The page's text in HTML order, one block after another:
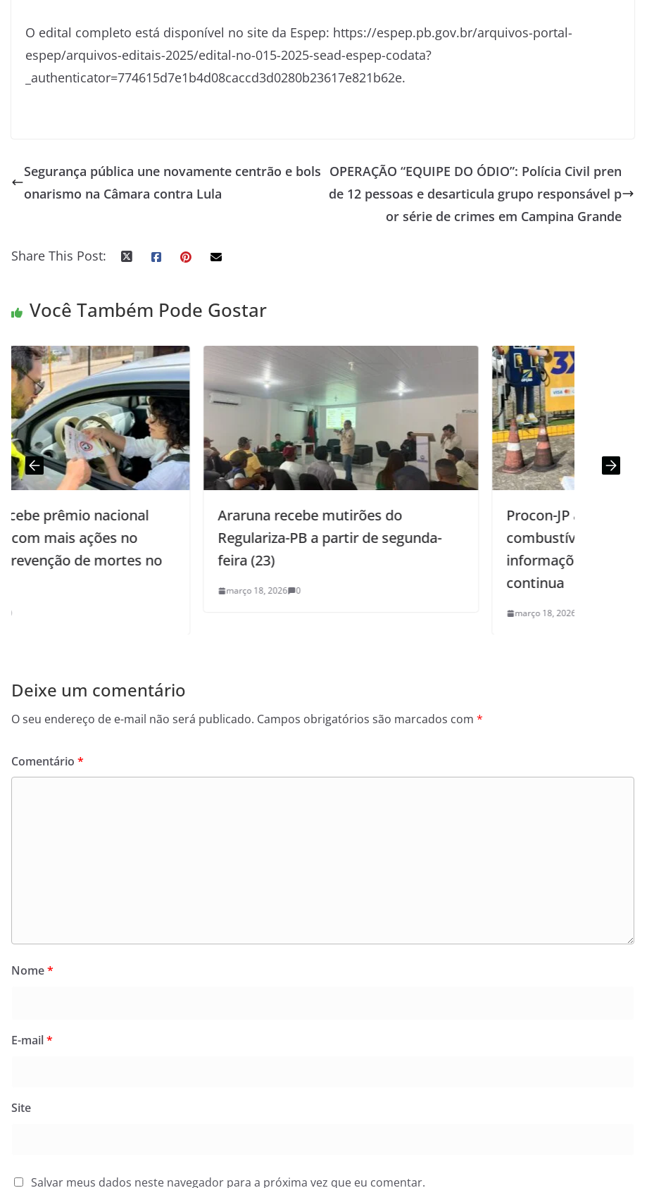
O edital completo está disponível no site da Espep: https://espep.pb.gov.br/arquivos-portal-
espep/arquivos-editais-2025/edital-no-015-2025-sead-espep-codata?
_authenticator=774615d7e1b4d08caccd3d0280b23617e821b62e.
Segurança pública une novamente centrão e bols
onarismo na Câmara contra Lula
OPERAÇÃO “EQUIPE DO ÓDIO”: Polícia Civil pren
de 12 pessoas e desarticula grupo responsável p
or série de crimes em Campina Grande
Share This Post:
Você Também Pode Gostar
Araruna recebe mutirões do
Regulariza-PB a partir de segunda-
feira (23)
Procon-JP autua 13 distribuidoras de
combustíveis por sonegar
informações; fiscalização aos postos
Deixe um comentário
O seu endereço de e-mail não será publicado. Campos obrigatórios são marcados com *
Comentário *
Nome*
E-mail*
Site
Salvar meus dados neste navegador para a próxima vez que eu comentar.